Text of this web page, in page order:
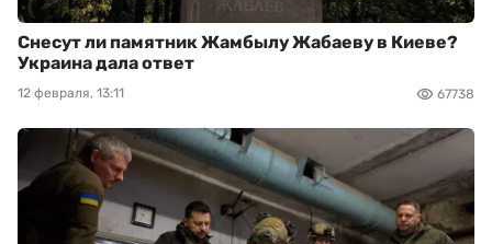
Снесут ли памятник Жамбылу Жабаеву в Киеве?
Украина дала ответ
12 февраля, 13:11 67738